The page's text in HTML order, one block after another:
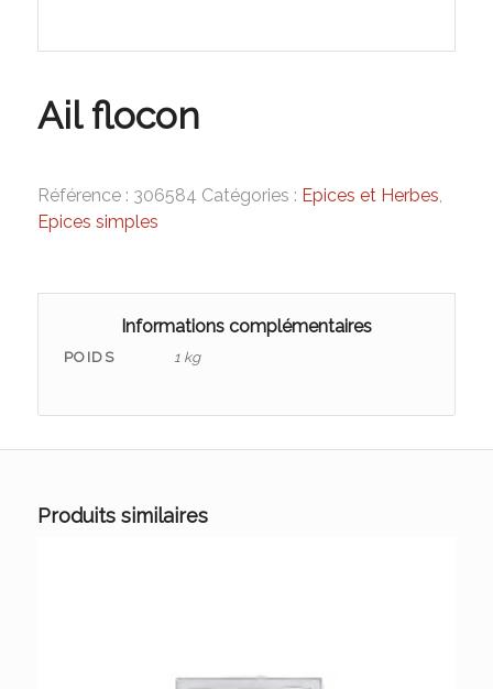
Ail flocon
Référence : 306584 Catégories : Epices et Herbes
Epices simples
Informations complémentaires
POIDS 1 kg
Produits similaires